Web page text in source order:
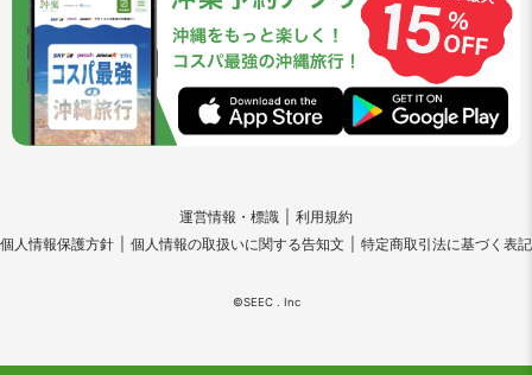
運営情報・標識
利用規約
個人情報保護方針
個人情報の取扱いに関する告知文 特定商取引法に基づく表記
©SEEC . Inc